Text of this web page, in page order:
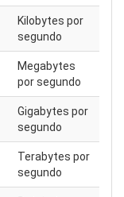
Kilobytes por
segundo
Megabytes
por segundo
Gigabytes por
segundo
Terabytes por
segundo